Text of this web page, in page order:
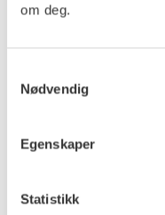
om deg.
Nødvendig
Egenskaper
Statistikk
203d6